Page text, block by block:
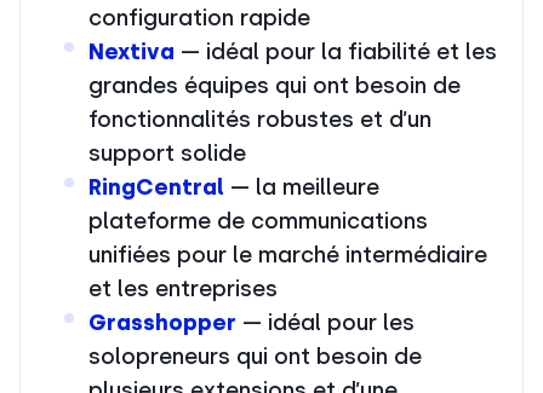
configuration rapide
Nextiva — idéal pour la fiabilité et les
grandes équipes qui ont besoin de
fonctionnalités robustes et d’un
support solide
RingCentral — la meilleure
plateforme de communications
unifiées pour le marché intermédiaire
et les entreprises
Grasshopper — idéal pour les
solopreneurs qui ont besoin de